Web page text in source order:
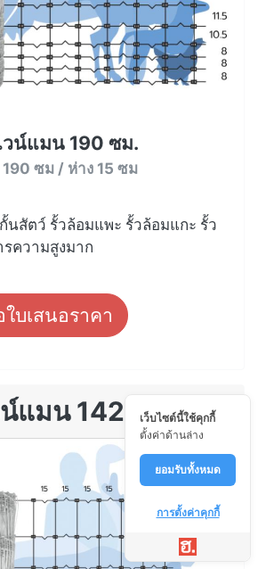
น์แมน 190 ซม.
190 ซม / ห่าง 15 ซม
นสัตว์ รั้วล้อมแพะ รั้วล้อมแกะ รั้ว
ความสูงมาก
บเสนอราคา
แมน 142
เว็บไซต์นี้ใช้คุกกี้
ตั้งค่าด้านล่าง
ยอมรับทั้งหมด
การตั้งค่าคุกกี้